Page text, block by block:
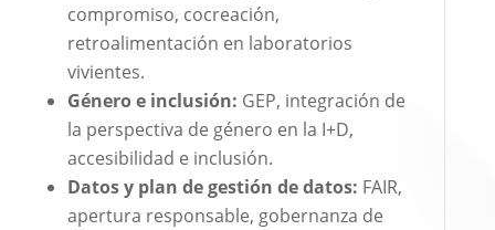
compromiso, cocreación,
retroalimentación en laboratorios
vivientes.
Género e inclusión: GEP, integración de
la perspectiva de género en la I+D,
accesibilidad e inclusión.
Datos y plan de gestión de datos: FAIR,
apertura responsable, gobernanza de